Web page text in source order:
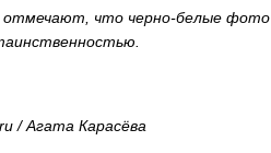
что черно-белые
/ Агата Карасёва